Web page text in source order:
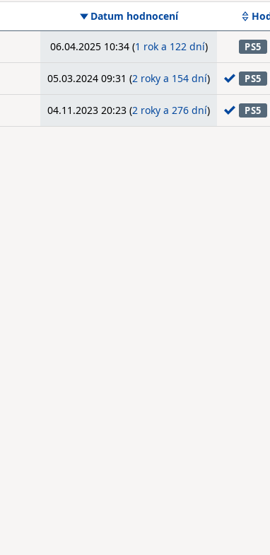
Datum hodnocení
06.04.2025 10:34 (1 rok a 122 dní) PS5
05.03.2024 09:31 (2 roky a 154 dní) PS5
04.11.2023 20:23 (2 roky a 276 dní) PS5